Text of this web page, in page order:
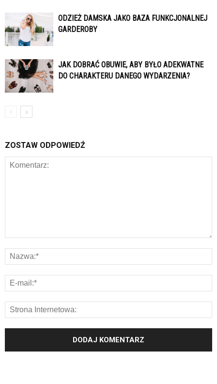
ODZIEŻ DAMSKA JAKO BAZA FUNKCJONALNEJ
GARDEROBY
JAK DOBRAĆ OBUWIE, ABY BYŁO ADEKWATNE
DO CHARAKTERU DANEGO WYDARZENIA?
ZOSTAW ODPOWIEDŹ